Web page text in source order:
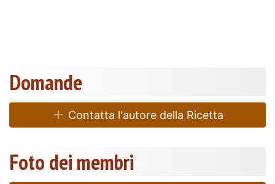
Domande
Contatta l'autore della Ricetta
Foto dei membri